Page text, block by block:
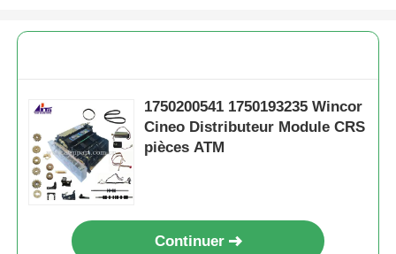
1750200541 1750193235 Wincor
Cineo Distributeur Module CRS
pièces ATM
Continuer